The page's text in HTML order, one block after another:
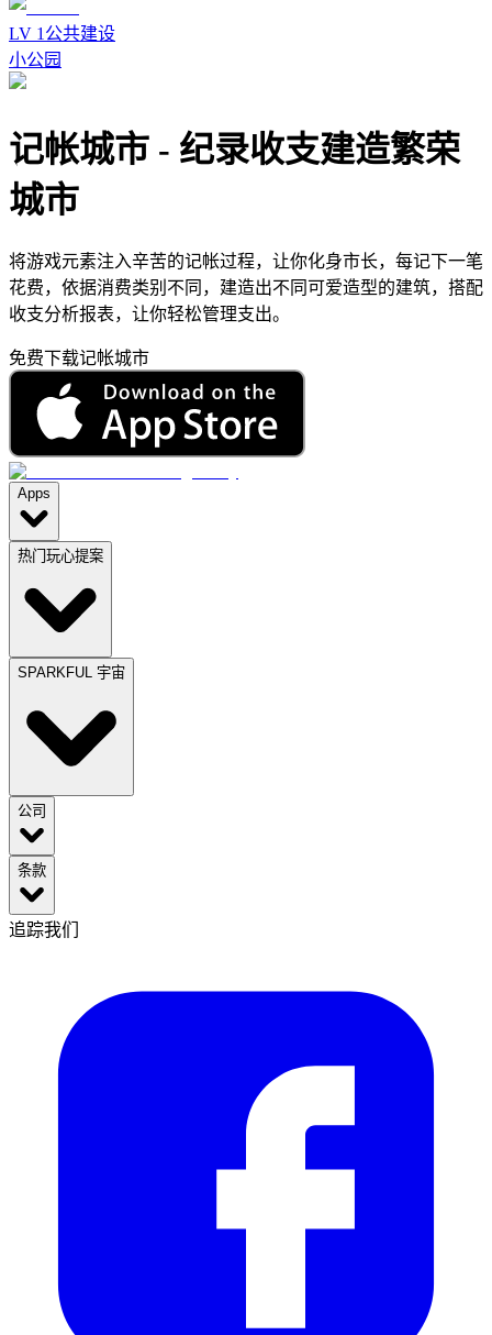
LV 1 公共建设
小公园
记帐城市 - 纪录收支建造繁荣
城市
将游戏元素注入辛苦的记帐过程，让你化身市长，每记下一笔
花费，依据消费类别不同，建造出不同可爱造型的建筑，搭配
收支分析报表，让你轻松管理支出。
免费下载记帐城市
Apps
热门玩心提案
SPARKFUL 宇宙
公司
条款
追踪我们